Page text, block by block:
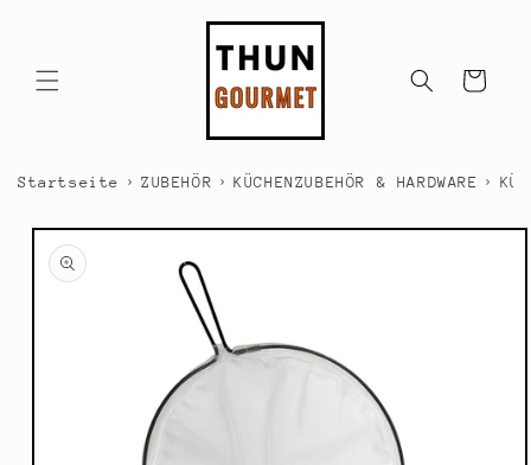
Warenkorb
Startseite › ZUBEHÖR › KÜCHENZUBEHÖR & HARDWARE ›